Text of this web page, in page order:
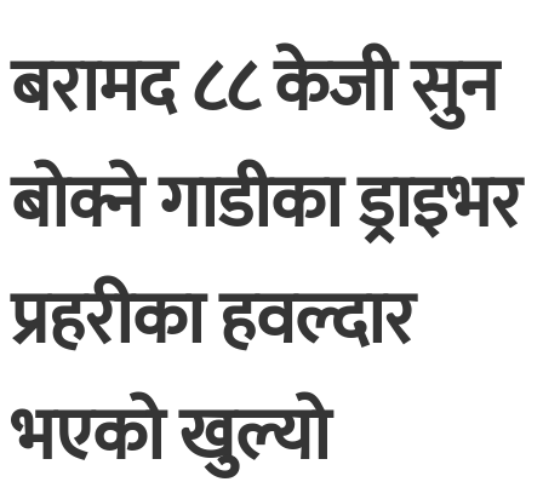
बरामद ८८ केजी सुन
बोक्ने गाडीका ड्राइभर
प्रहरीका हवल्दार
भएको खुल्यो